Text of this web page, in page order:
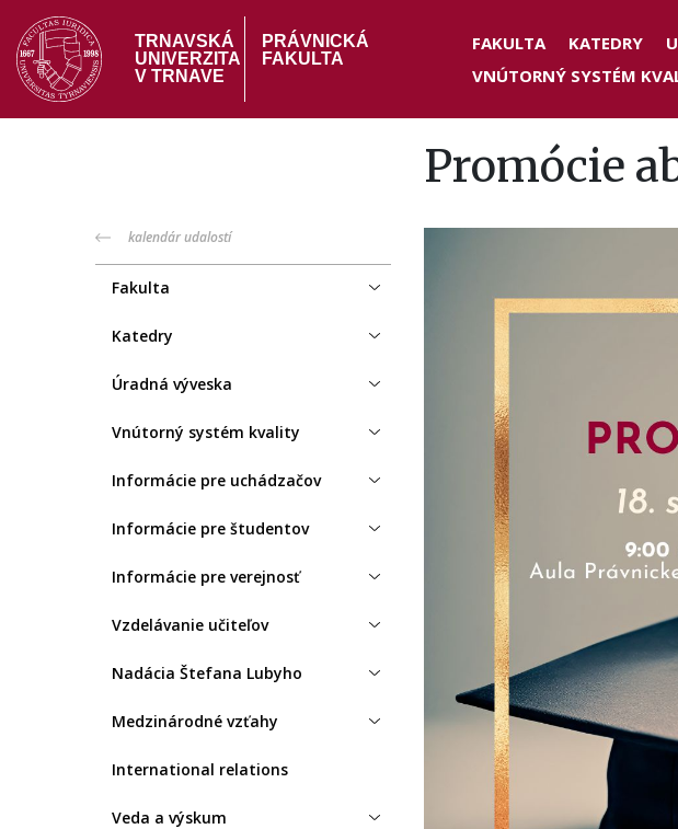
Skočiť
na
hlavný
obsah
TRNAVSKÁ
UNIVERZITA
V TRNAVE
PRÁVNICKÁ
FAKULTA
Header
menu
FAKULTA KATEDRY
VNÚTORNÝ SYSTÉM
Promócie
PF
menu
kalendár udalostí
Fakulta
Katedry
Úradná výveska
Vnútorný systém kvality
Informácie pre uchádzačov
Informácie pre študentov
Informácie pre verejnosť
Vzdelávanie učiteľov
Nadácia Štefana Lubyho
Medzinárodné vzťahy
International relations
Veda a výskum